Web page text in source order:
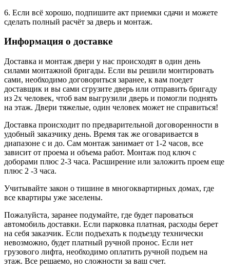
6. Если всё хорошо, подпишите акт приемки сдачи и можете
сделать полный расчёт за дверь и монтаж.
Информация о доставке
Доставка и монтаж двери у нас происходят в один день
силами монтажной бригады. Если вы решили монтировать
сами, необходимо договориться заранее, к вам поедет
доставщик и вы сами сгрузите дверь или отправить бригаду
из 2х человек, чтоб вам выгрузили дверь и помогли поднять
на этаж. Двери тяжелые, один человек может не справиться!
Доставка происходит по предварительной договоренности в
удобный заказчику день. Время так же оговаривается в
диапазоне с и до. Сам монтаж занимает от 1-2 часов, все
зависит от проема и объема работ. Монтаж под ключ с
доборами плюс 2-3 часа. Расширение или заложить проем еще
плюс 2 -3 часа.
Учитывайте закон о тишине в многоквартирных домах, где
все квартиры уже заселены.
Пожалуйста, заранее подумайте, где будет пароваться
автомобиль доставки. Если парковка платная, расходы берет
на себя заказчик. Если подъехать к подъезду технически
невозможно, будет платный ручной пронос. Если нет
грузового лифта, необходимо оплатить ручной подъем на
этаж. Все решаемо, но сложности за ваш счет.